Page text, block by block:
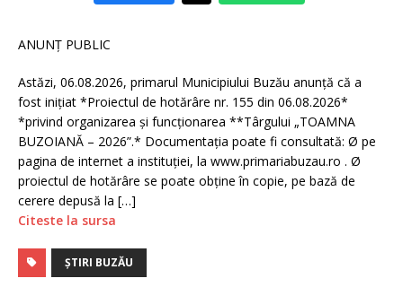
ANUNȚ PUBLIC
Astăzi, 06.08.2026, primarul Municipiului Buzău anunță că a
fost inițiat *Proiectul de hotărâre nr. 155 din 06.08.2026*
*privind organizarea şi funcţionarea **Târgului „TOAMNA
BUZOIANĂ – 2026”.* Documentația poate fi consultată: Ø pe
pagina de internet a instituţiei, la www.primariabuzau.ro . Ø
proiectul de hotărâre se poate obţine în copie, pe bază de
cerere depusă la […]
Citeste la sursa
ȘTIRI BUZĂU